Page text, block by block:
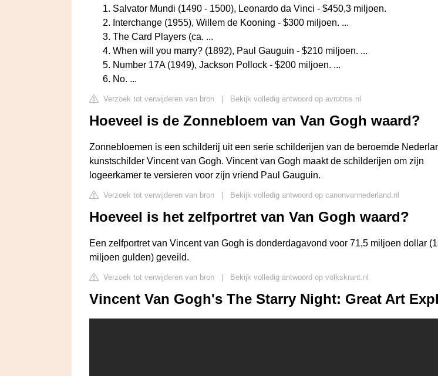
Salvator Mundi (1490 - 1500), Leonardo da Vinci - $450,3 miljoen.
Interchange (1955), Willem de Kooning - $300 miljoen. ...
The Card Players (ca. ...
When will you marry? (1892), Paul Gauguin - $210 miljoen. ...
Number 17A (1949), Jackson Pollock - $200 miljoen. ...
No. ...
Verzoek tot verwijderen van bron Bekijk volledig antwoord op avrotros.nl
Hoeveel is de Zonnebloem van Van Gogh waard?
Zonnebloemen is een schilderij uit een serie schilderijen van de beroemde
kunstschilder Vincent van Gogh. Vincent van Gogh maakt de schilderijen om zijn
logeerkamer te versieren voor zijn vriend Paul Gauguin.
Verzoek tot verwijderen van bron Bekijk volledig antwoord op canonvannederland.nl
Hoeveel is het zelfportret van Van Gogh waard?
Een zelfportret van Vincent van Gogh is donderdagavond voor 71,5 miljoen dollar
miljoen gulden) geveild.
Verzoek tot verwijderen van bron Bekijk volledig antwoord op volkskrant.nl
Vincent Van Gogh's The Starry Night: Great Art